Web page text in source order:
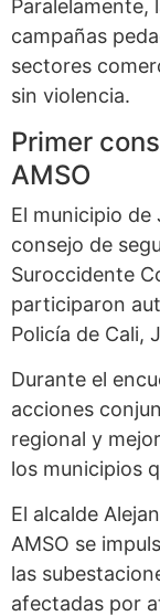
campañas
sectores
sin violencia.
Primer
AMSO
El municipio de
consejo de
Suroccidente
participaron
Policía de Cali,
Durante el
acciones
regional y
los municipios
El alcalde
AMSO se
las
afectadas por